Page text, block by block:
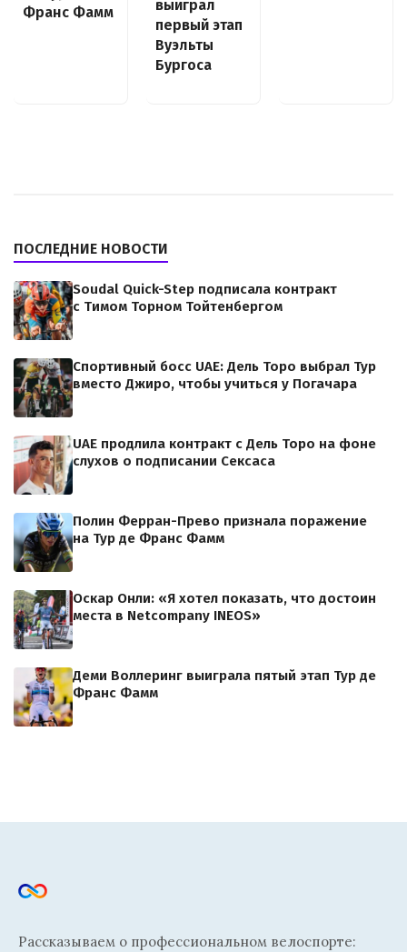
Франс Фамм
выиграл
первый этап
Вуэльты
Бургоса
ПОСЛЕДНИЕ НОВОСТИ
Soudal Quick-Step подписала контракт
с Тимом Торном Тойтенбергом
Спортивный босс UAE: Дель Торо выбрал Тур
вместо Джиро, чтобы учиться у Погачара
UAE продлила контракт с Дель Торо на фоне
слухов о подписании Сексаса
Полин Ферран-Прево признала поражение
на Тур де Франс Фамм
Оскар Онли: «Я хотел показать, что достоин
места в Netcompany INEOS»
Деми Воллеринг выиграла пятый этап Тур де
Франс Фамм
Рассказываем о профессиональном велоспорте: